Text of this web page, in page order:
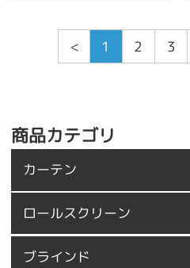
< 1 2 3
商品カテゴリ
カーテン
ロールスクリーン
ブラインド